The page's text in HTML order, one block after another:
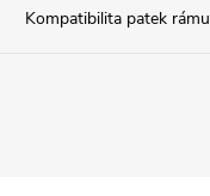
Kompatibilita patek rámu